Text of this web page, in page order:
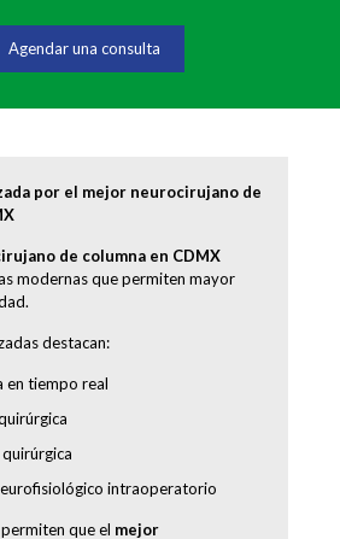
Agendar una consulta
por el mejor neurocirujano de
de columna en CDMX
modernas que permiten mayor
destacan:
en tiempo real
intraoperatorio
que el mejor